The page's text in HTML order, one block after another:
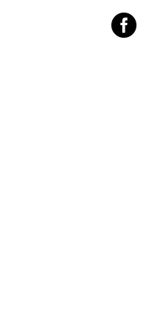
Галахър измъкна